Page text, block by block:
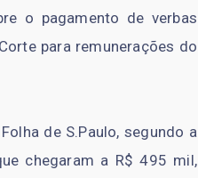
o pagamento de verbas
para remunerações do
de S.Paulo, segundo a
chegaram a R$ 495 mil,